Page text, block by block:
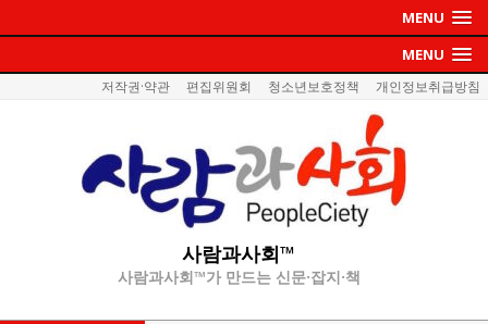
MENU
MENU
저작권·약관 편집위원회 청소년보호정책 개인정보취급방침
사람과사회™
사람과사회™가 만드는 신문·잡지·책